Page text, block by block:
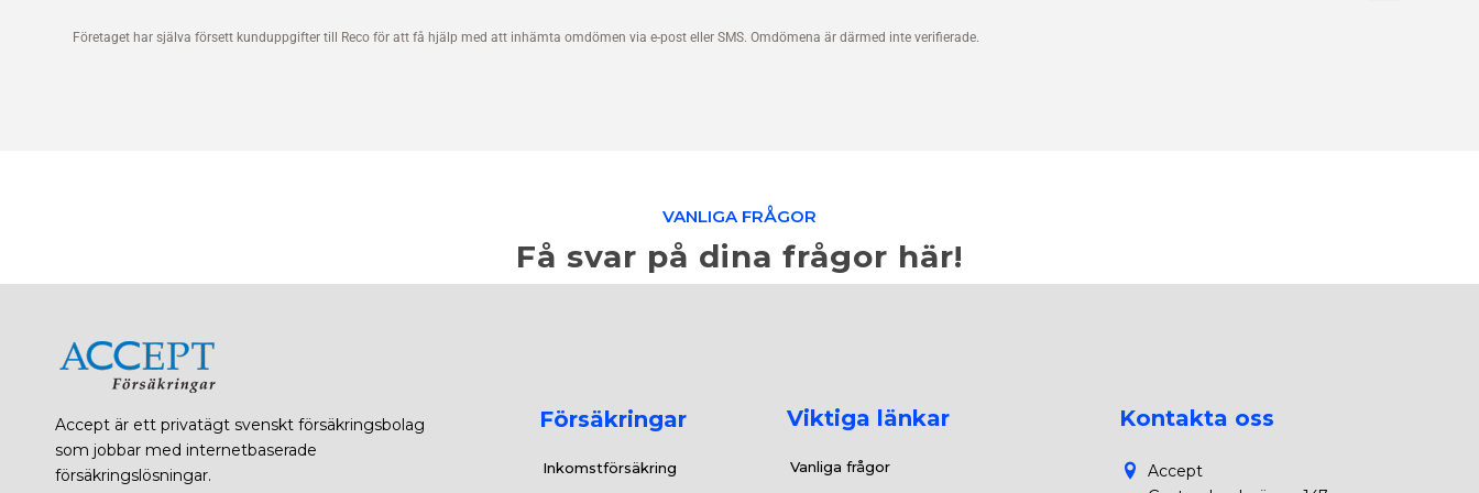
VANLIGA FRÅGOR
Få svar på dina frågor här!
Accept är ett privatägt svenskt försäkringsbolag
som jobbar med internetbaserade
försäkringslösningar.
Försäkringar
Inkomstförsäkring
Viktiga länkar
Vanliga frågor
Kontakta oss
Accept